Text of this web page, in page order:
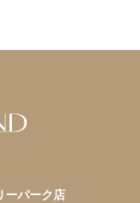
ーパーク店